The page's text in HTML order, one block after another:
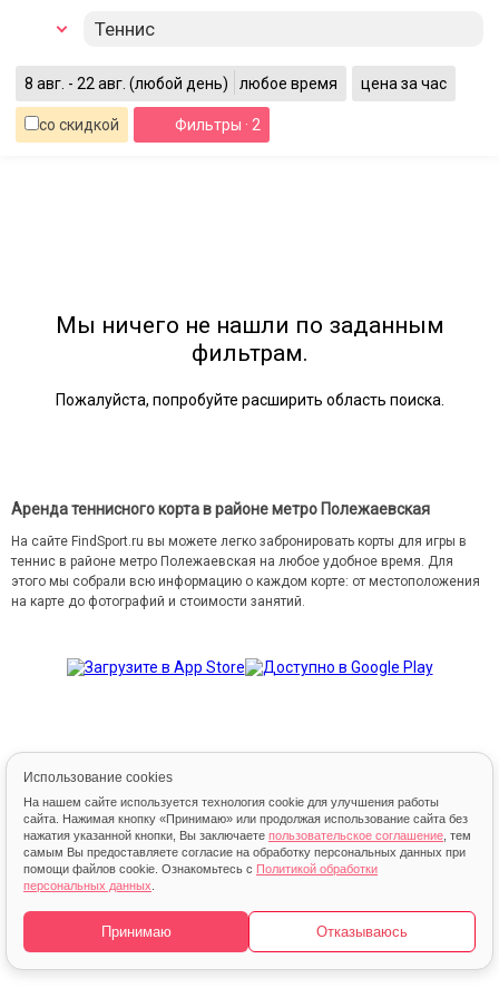
Использование cookies
На нашем сайте используется технология cookie для улучшения работы
сайта. Нажимая кнопку «Принимаю» или продолжая использование сайта без
нажатия указанной кнопки, Вы заключаете пользовательское соглашение , тем
самым Вы предоставляете согласие на обработку персональных данных при
помощи файлов cookie. Ознакомьтесь с Политикой обработки
персональных данных
Принимаю Отказываюсь
Теннис
8 авг. - 22 авг. (любой день) любое время цена за час
со скидкой Фильтры · 2
Мы ничего не нашли по заданным
фильтрам.
Пожалуйста, попробуйте расширить область поиска.
Аренда теннисного корта в районе метро Полежаевская
На сайте FindSport.ru вы можете легко забронировать корты для игры в
теннис в районе метро Полежаевская на любое удобное время. Для
этого мы собрали всю информацию о каждом корте: от местоположения
на карте до фотографий и стоимости занятий.